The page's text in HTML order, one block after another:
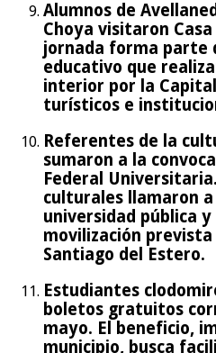
Alumnos de
Choya visitaron
jornada forma parte
educativo que
interior por la
turísticos e
Referentes de la
sumaron a la
Federal
culturales llamaron
universidad pública
movilización
Santiago del Estero.
Estudiantes
boletos gratuitos
mayo. El beneficio,
municipio, busca